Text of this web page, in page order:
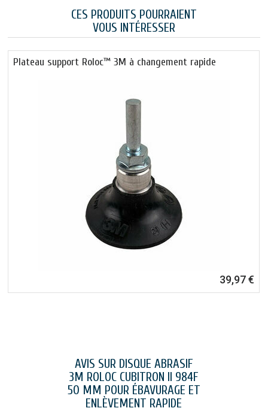
CES PRODUITS POURRAIENT
VOUS INTÉRESSER
Plateau support Roloc™ 3M à changement rapide
39,97 €
AVIS SUR DISQUE ABRASIF
3M ROLOC CUBITRON II 984F
50 MM POUR ÉBAVURAGE ET
ENLÈVEMENT RAPIDE